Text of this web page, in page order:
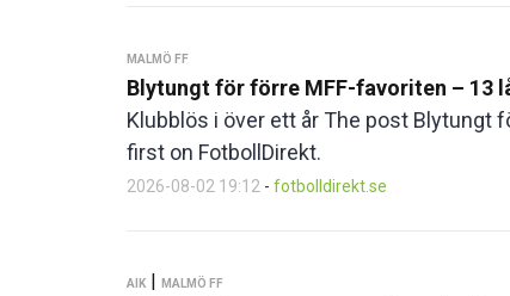
MALMÖ FF
Blytungt för förre MFF-favoriten – 13
Klubblös i över ett år The post Blytungt
first on FotbollDirekt.
2026-08-02 19:12 - fotbolldirekt.se
AIK | MALMÖ FF